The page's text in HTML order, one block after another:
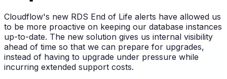
Cloudflow's new RDS End of Life alerts have allowed us
to be more proactive on keeping our database instances
up-to-date. The new solution gives us internal visibility
ahead of time so that we can prepare for upgrades,
instead of having to upgrade under pressure while
incurring extended support costs.